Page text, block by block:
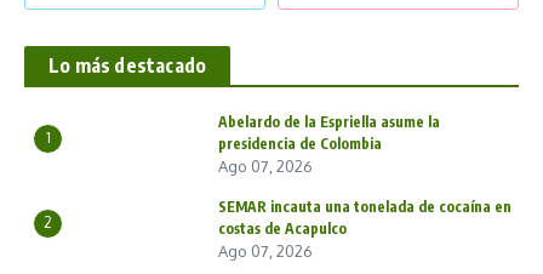
Lo más destacado
1
Abelardo de la Espriella asume la
presidencia de Colombia
Ago 07, 2026
2
SEMAR incauta una tonelada de cocaína en
costas de Acapulco
Ago 07, 2026